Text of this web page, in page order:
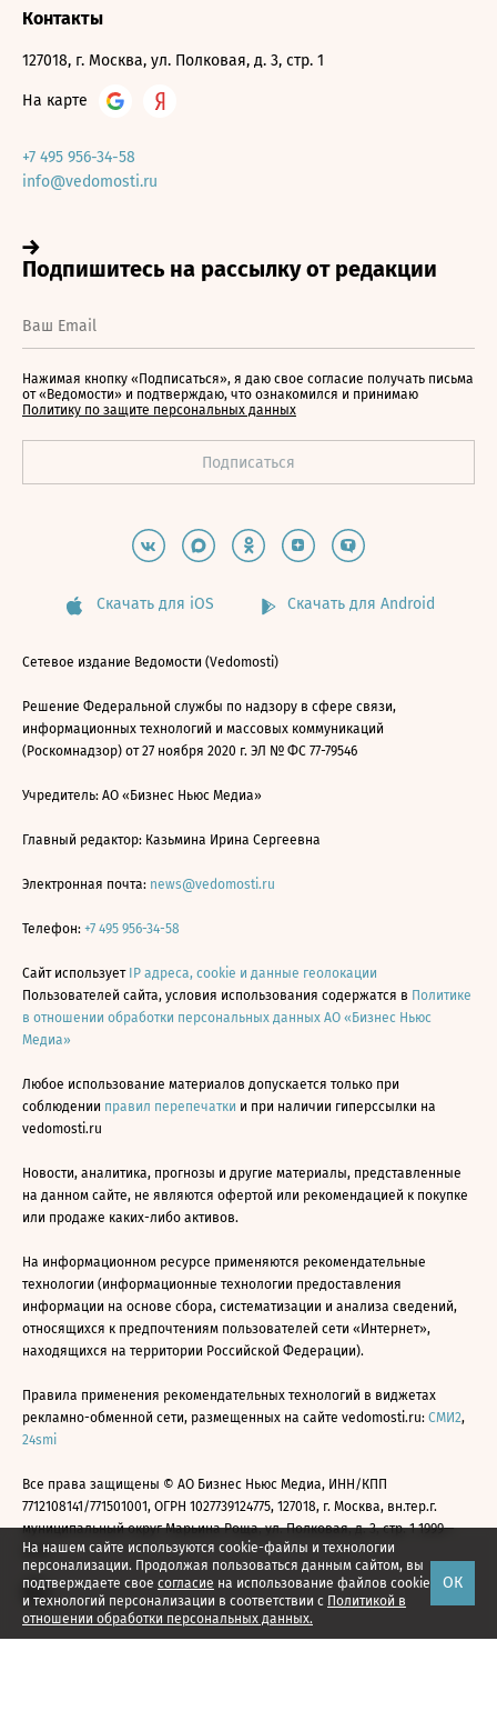
На нашем сайте используются cookie-файлы и технологии
персонализации. Продолжая пользоваться данным сайтом, вы
подтверждаете свое согласие на использование файлов cookie
и технологий персонализации в соответствии с Политикой в
отношении обработки персональных данных.
ОК
Контакты
127018, г. Москва, ул. Полковая, д. 3, стр. 1
На карте
+7 495 956-34-58
info@vedomosti.ru
Нажимая кнопку «Подписаться», я даю свое согласие получать письма
от «Ведомости» и подтверждаю, что ознакомился и принимаю
Политику по защите персональных данных
Скачать для iOS Скачать для Android
Сетевое издание Ведомости (Vedomosti)
Решение Федеральной службы по надзору в сфере связи,
информационных технологий и массовых коммуникаций
(Роскомнадзор) от 27 ноября 2020 г. ЭЛ № ФС 77-79546
Учредитель: АО «Бизнес Ньюс Медиа»
Главный редактор: Казьмина Ирина Сергеевна
Электронная почта: news@vedomosti.ru
Телефон: +7 495 956-34-58
Сайт использует IP адреса, cookie и данные геолокации
Пользователей сайта, условия использования содержатся в Политике
в отношении обработки персональных данных АО «Бизнес Ньюс
Медиа»
Любое использование материалов допускается только при
соблюдении правил перепечатки и при наличии гиперссылки на
vedomosti.ru
Новости, аналитика, прогнозы и другие материалы, представленные
на данном сайте, не являются офертой или рекомендацией к покупке
или продаже каких-либо активов.
На информационном ресурсе применяются рекомендательные
технологии (информационные технологии предоставления
информации на основе сбора, систематизации и анализа сведений,
относящихся к предпочтениям пользователей сети «Интернет»,
находящихся на территории Российской Федерации).
Правила применения рекомендательных технологий в виджетах
рекламно-обменной сети, размещенных на сайте vedomosti.ru: СМИ2,
24smi
Все права защищены © АО Бизнес Ньюс Медиа, ИНН/КПП
7712108141/771501001, ОГРН 1027739124775, 127018, г. Москва, вн.тер.г.
муниципальный округ Марьина Роща, ул. Полковая, д. 3, стр. 1 1999—
2026